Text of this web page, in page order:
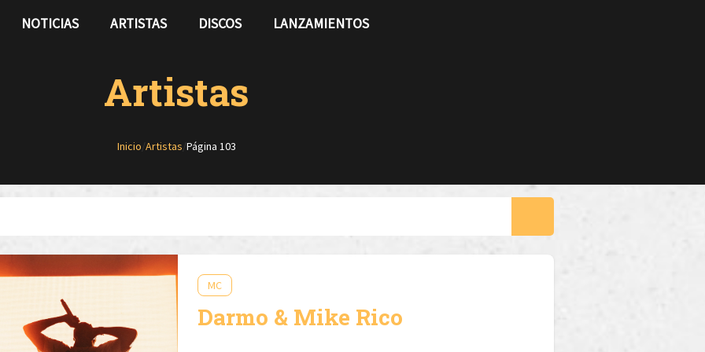
NOTICIAS ARTISTAS DISCOS LANZAMIENTOS
Artistas
Inicio/Artistas/Página 103
MC
Darmo & Mike Rico